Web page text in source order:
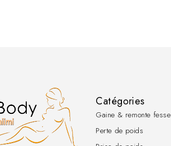
Catégories
Gaine & remonte fesse
Perte de poids